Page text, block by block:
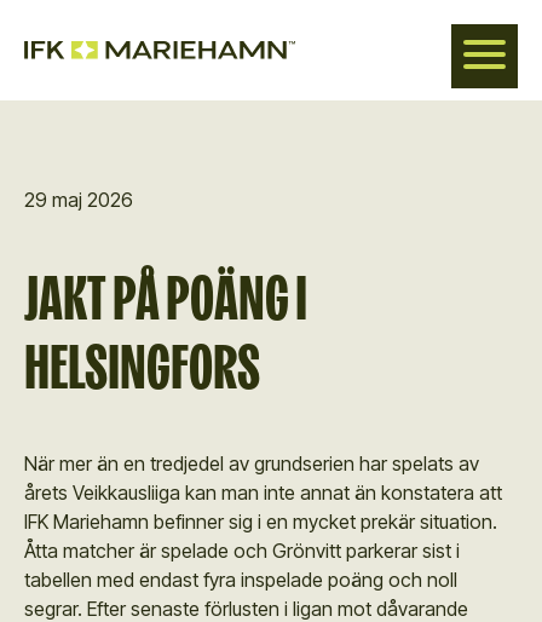
29 maj 2026
JAKT PÅ POÄNG I
HELSINGFORS
När mer än en tredjedel av grundserien har spelats av
årets Veikkausliiga kan man inte annat än konstatera att
IFK Mariehamn befinner sig i en mycket prekär situation.
Åtta matcher är spelade och Grönvitt parkerar sist i
tabellen med endast fyra inspelade poäng och noll
segrar. Efter senaste förlusten i ligan mot dåvarande